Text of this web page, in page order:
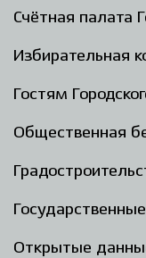
Счётная палата
Избирательная
Гостям
Общественная
Открытые